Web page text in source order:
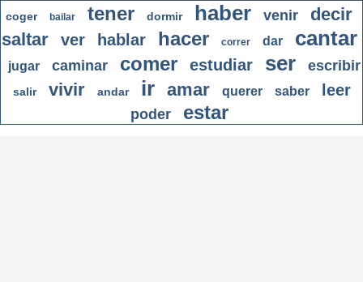
coger bailar tener dormir haber venir
decir
saltar
ver hablar hacer correr dar cantar
jugar caminar comer estudiar ser escribir
salir vivir andar ir amar querer saber leer
poder estar